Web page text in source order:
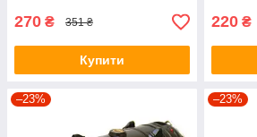
270 ₴ 351 ₴
Купити
220 ₴
–23% –23%